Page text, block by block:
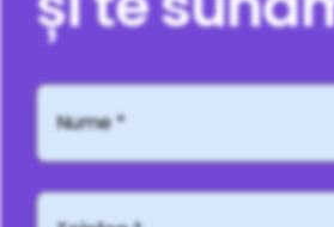
Nume
Telefon*